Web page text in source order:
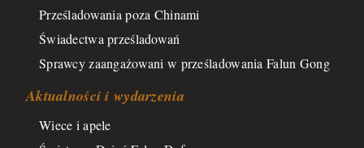
Prześladowania poza Chinami
Świadectwa prześladowań
Sprawcy zaangażowani w prześladowania Falun Gong
Aktualności i wydarzenia
Wiece i apele